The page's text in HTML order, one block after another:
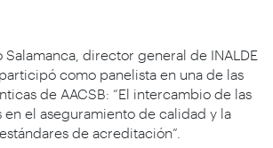
director general de INALDE
como panelista en una de las
de AACSB: “El intercambio de las
el aseguramiento de calidad y la
de acreditación”.